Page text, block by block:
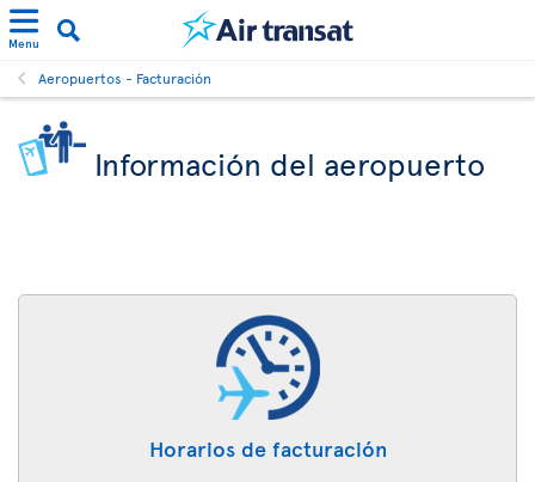
Menu
Aeropuertos - Facturación
Información del aeropuerto
Horarios de facturación